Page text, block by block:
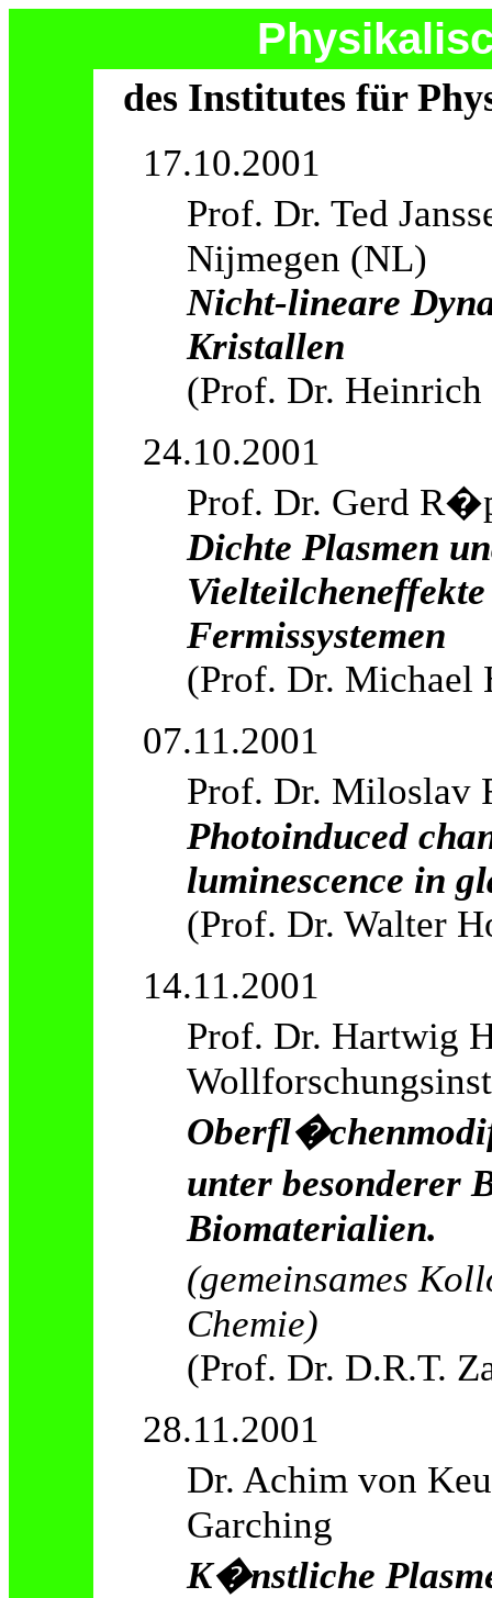
des Institutes für
17.10.2001
Prof. Dr. Ted
Nijmegen (NL)
Nicht-lineare
Kristallen
(Prof. Dr.
24.10.2001
Prof. Dr. Gerd
Dichte Plasmen
Fermissystemen
(Prof. Dr. Michael
07.11.2001
Prof. Dr. Miloslav
Photoinduced
luminescence in
(Prof. Dr. Walter
14.11.2001
Prof. Dr. Hartwig
unter besonderer
Biomaterialien.
(gemeinsames
Chemie)
(Prof. Dr. D.R.T.
28.11.2001
Dr. Achim von
Garching
K�nstliche